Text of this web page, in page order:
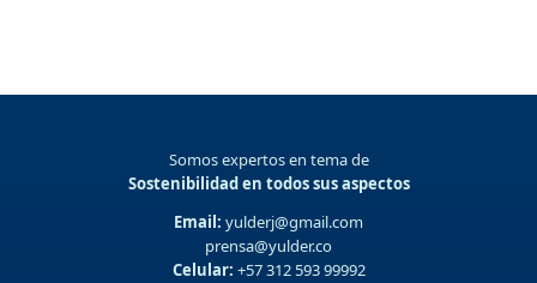
Somos expertos en tema de
Sostenibilidad en todos sus aspectos
Email: yulderj@gmail.com
prensa@yulder.co
Celular: +57 312 593 99992